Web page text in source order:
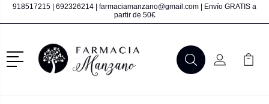
918517215 692326214 farmaciamanzano@gmail.com | Envío GRATIS a
partir de 50€
Menú
BuscarMi Cuenta
Mi